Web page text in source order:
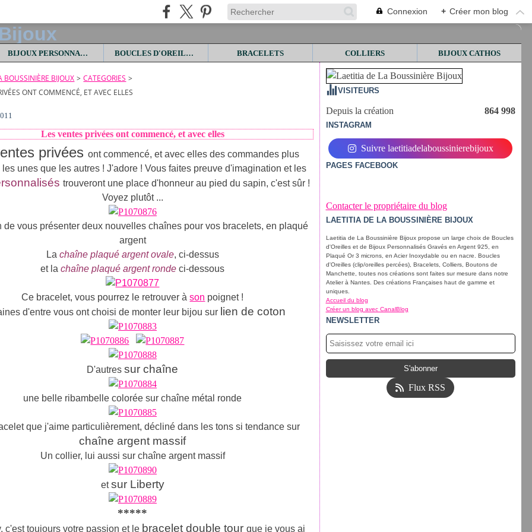
Connexion + Créer mon blog
BIJOUX PERSONNALISES BOUCLES D'OREILLES BRACELETS COLLIERS BIJOUX CATHOS
BOUSSINIÈRE BIJOUX > CATEGORIES >
ONT COMMENCÉ, ET AVEC ELLES
Les ventes privées ont commencé, et avec elles
privées ont commencé, et avec elles des commandes plus
unes que les autres ! J'adore ! Vous faites preuve d'imagination et les
trouveront une place d'honneur au pied du sapin, c'est sûr !
Voyez plutôt ...
de vous présenter deux nouvelles chaînes pour vos bracelets, en plaqué
argent
La chaîne plaqué argent ovale, ci-dessus
et lachaîne plaqué argent rondeci-dessous
Ce bracelet, vous pourrez le retrouver àson poignet !
d'entre vous ont choisi de monter leur bijou sur lien de coton
D'autressur chaîne
une belle ribambelle colorée sur chaîne métal ronde
que j'aime particulièrement, décliné dans les tons si tendance sur
chaîne argent massif
Un collier, lui aussi sur chaîne argent massif
etsur Liberty
*****
c'est toujours votre passion et le bracelet double tourque je vous ai
VISITEURS
Depuis la création 864 998
INSTAGRAM
Suivre laetitiadelaboussinierebijoux
PAGES FACEBOOK
Contacter le propriétaire du blog
LAETITIA DE LA BOUSSINIÈRE BIJOUX
Laetitia de La Boussinière Bijoux propose un large choix de Boucles
d'Oreilles et de Bijoux Personnalisés Gravés en Argent 925, en
Plaqué Or 3 microns, en Acier Inoxydable ou en nacre. Boucles
d'Oreilles (clip/oreilles percées), Bracelets, Colliers, Boutons de
Manchette, toutes nos créations sont faites sur mesure dans notre
Atelier à Nantes. Des créations Françaises haut de gamme et
uniques.
Accueil du blog
Créer un blog avec CanalBlog
NEWSLETTER
Flux RSS